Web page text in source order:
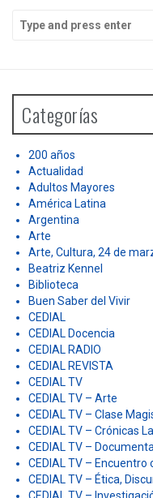
o
s
t
s
n
a
v
i
g
a
t
i
o
n
e
a
r
c
h
o
r
Categorías
200 años
Actualidad
Adultos Mayores
América Latina
Argentina
Arte
Arte, Cultura, 24 de
Beatriz Kennel
Biblioteca
Buen Saber del Vivir
CEDIAL
CEDIAL Docencia
CEDIAL RADIO
CEDIAL REVISTA